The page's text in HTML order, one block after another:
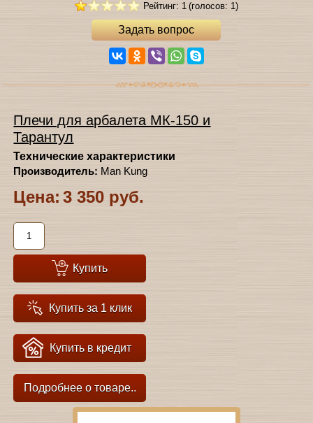
Рейтинг: 1 (голосов: 1)
Задать вопрос
Плечи для арбалета МК-150 и
Тарантул
Технические характеристики
Производитель: Man Kung
Цена: 3 350 руб.
Купить
Купить за 1 клик
Купить в кредит
Подробнее о товаре..